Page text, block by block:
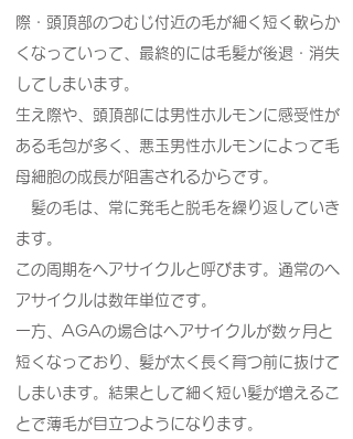
際・頭頂部のつむじ付近の毛が細く短く軟らか
くなっていって、最終的には毛髪が後退・消失
してしまいます。
生え際や、頭頂部には男性ホルモンに感受性が
ある毛包が多く、悪玉男性ホルモンによって毛
母細胞の成長が阻害されるからです。
髪の毛は、常に発毛と脱毛を繰り返していき
ます。
この周期をヘアサイクルと呼びます。通常のヘ
アサイクルは数年単位です。
一方、AGAの場合はヘアサイクルが数ヶ月と
短くなっており、髪が太く長く育つ前に抜けて
しまいます。結果として細く短い髪が増えるこ
とで薄毛が目立つようになります。